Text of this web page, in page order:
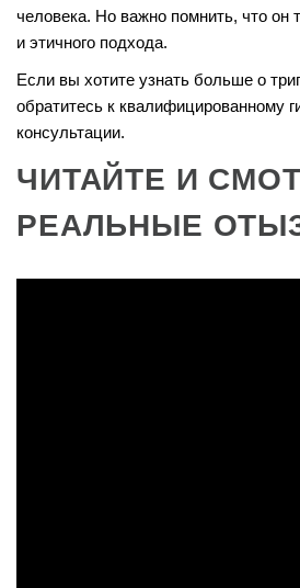
человека. Но важно помнить, что он
и этичного подхода.
Если вы хотите узнать больше о
обратитесь к квалифицированному
консультации.
ЧИТАЙТЕ И
РЕАЛЬНЫЕ